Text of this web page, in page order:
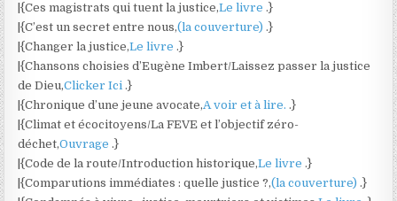
|{Ces magistrats qui tuent la justice,Le livre.}
|{C’est un secret entre nous,(la couverture).}
|{Changer la justice,Le livre.}
|{Chansons choisies d’Eugène Imbert/Laissez passer la justice
de Dieu,Clicker Ici.}
|{Chronique d’une jeune avocate,A voir et à lire..}
|{Climat et écocitoyens/La FEVE et l’objectif zéro-
déchet,Ouvrage.}
|{Code de la route/Introduction historique,Le livre.}
|{Comparutions immédiates : quelle justice ?,(la couverture).}